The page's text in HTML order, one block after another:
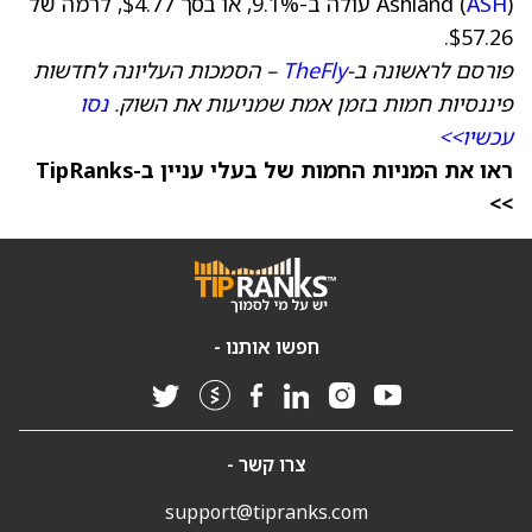
$57.26.
פורסם לראשונה ב-TheFly – הסמכות העליונה לחדשות
פיננסיות חמות בזמן אמת שמניעות את השוק.נסו
עכשיו>>
ראו את המניות החמות של בעלי עניין ב-TipRanks
>>
חפשו אותנו -
צרו קשר -
support@tipranks.com